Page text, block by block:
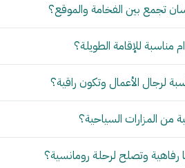
تجمع بين الفخامة والموقع؟
مناسبة للإقامة الطويلة؟
لرجال الأعمال وتكون راقية؟
من المزارات السياحية؟
رفاهية وتصلح لرحلة رومانسية؟